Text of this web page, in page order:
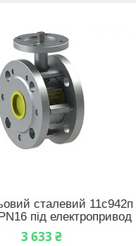
сталевий 11с942п
під електропривод
3 633 ₴